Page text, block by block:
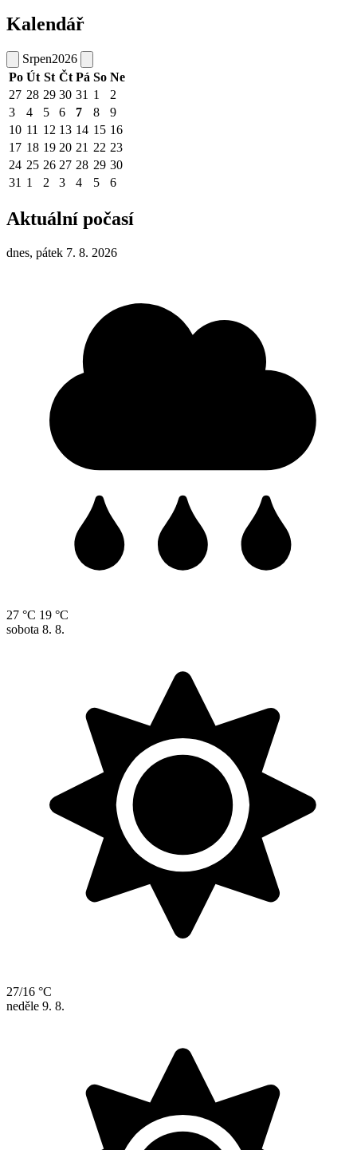
Kalendář
Srpen2026
Po Út St Čt Pá So Ne
27 28 29 30 31 1
2
3
4 5 6 7 8
9
10 11 12 13 14 15 16
17 18 19 20 21 22 23
24 25 26 27 28 29 30
31 1 2 3 4 5 6
Aktuální počasí
dnes, pátek 7. 8. 2026
27 °C 19 °C
sobota 8. 8.
27/16 °C
neděle 9. 8.